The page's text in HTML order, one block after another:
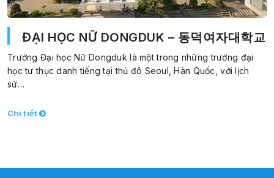
ĐẠI HỌC NỮ DONGDUK – 동덕여자대학교
Trường Đại học Nữ Dongduk là một trong những trường đại
học tư thục danh tiếng tại thủ đô Seoul, Hàn Quốc, với lịch
sử…
Chi tiết